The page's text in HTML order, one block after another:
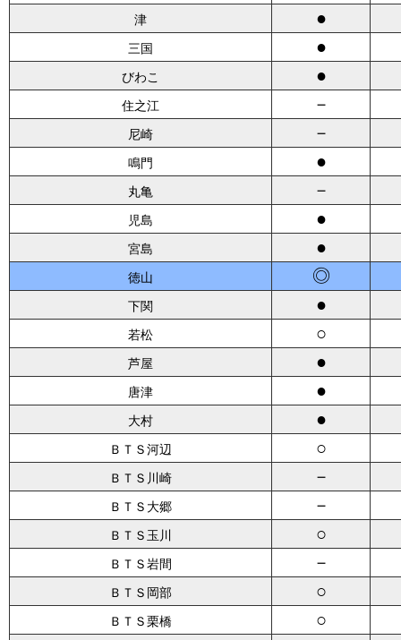
津 ●
三国 ●
びわこ ●
住之江 －
尼崎 －
鳴門 ●
丸亀 －
児島 ●
宮島 ●
徳山 ◎
下関 ●
若松 ○
芦屋 ●
唐津 ●
大村 ●
ＢＴＳ河辺 ○
ＢＴＳ川崎 －
ＢＴＳ大郷 －
ＢＴＳ玉川 ○
ＢＴＳ岩間 －
ＢＴＳ岡部 ○
ＢＴＳ栗橋 ○